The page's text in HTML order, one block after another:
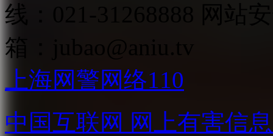
线：021-31268888
箱：
上海网警网络110
中国互联网 网上有害信